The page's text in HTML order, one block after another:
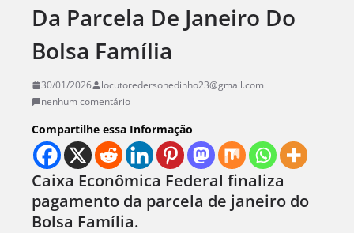
Da Parcela De Janeiro Do
Bolsa Família
30/01/2026
locutoredersonedinho23@gmail.com
nenhum comentário
Compartilhe essa Informação
Caixa Econômica Federal finaliza
pagamento da parcela de janeiro do
Bolsa Família.